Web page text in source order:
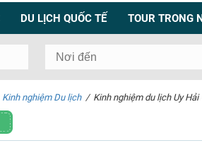
DU LỊCH QUỐC TẾ TOUR TRONG
Kinh nghiệm Du lịch / Kinh nghiệm du lịch Uy